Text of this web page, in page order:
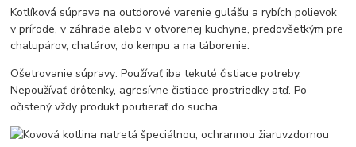
Kotlíková súprava na outdorové varenie gulášu a rybích polievok
v prírode, v záhrade alebo v otvorenej kuchyne, predovšetkým pre
chalupárov, chatárov, do kempu a na táborenie.
Ošetrovanie súpravy: Používať iba tekuté čistiace potreby.
Nepoužívať drôtenky, agresívne čistiace prostriedky atď. Po
očistený vždy produkt poutierať do sucha.